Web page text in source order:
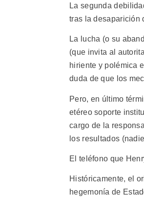
La segunda
tras la desaparición
La lucha (o su
(que invita al
hiriente y polémica
duda de que los
Pero, en último
etéreo soporte
cargo de la
los resultados
El teléfono que
Históricamente, el
hegemonía de